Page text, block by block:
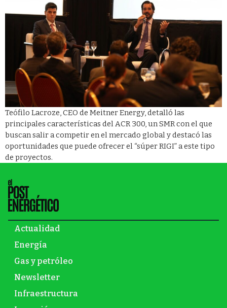
Teófilo Lacroze, CEO de Meitner Energy, detalló las
principales características del ACR 300, un SMR con el que
buscan salir a competir en el mercado global y destacó las
oportunidades que puede ofrecer el “súper RIGI” a este tipo
de proyectos.
Actualidad
Energía
Gas y petróleo
Newsletter
Infraestructura